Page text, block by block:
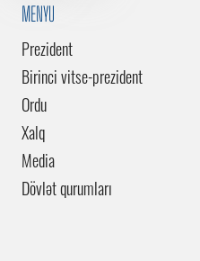
MENYU
Prezident
Birinci vitse-prezident
Ordu
Xalq
Media
Dövlət qurumları